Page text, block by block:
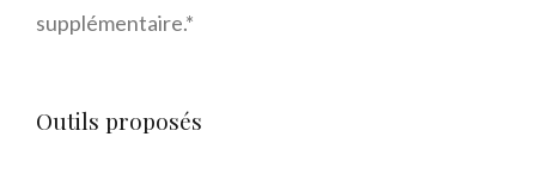
supplémentaire.*
Outils proposés